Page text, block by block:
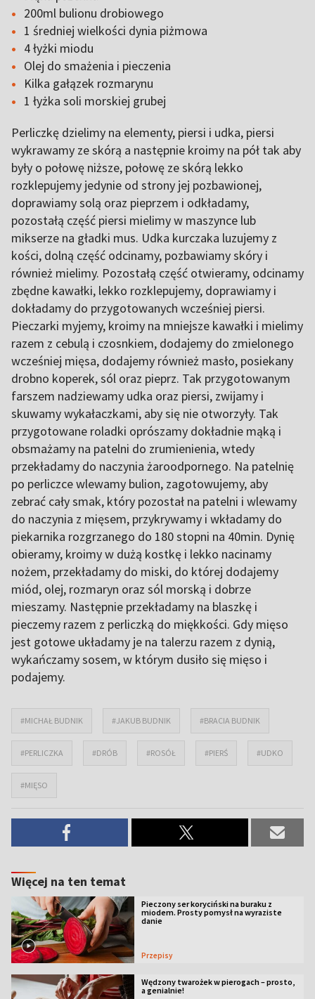
200ml bulionu drobiowego
1 średniej wielkości dynia piżmowa
4 łyżki miodu
Olej do smażenia i pieczenia
Kilka gałązek rozmarynu
1 łyżka soli morskiej grubej
Perliczkę dzielimy na elementy, piersi i udka, piersi
wykrawamy ze skórą a następnie kroimy na pół tak aby
były o połowę niższe, połowę ze skórą lekko
rozklepujemy jedynie od strony jej pozbawionej,
doprawiamy solą oraz pieprzem i odkładamy,
pozostałą część piersi mielimy w maszynce lub
mikserze na gładki mus. Udka kurczaka luzujemy z
kości, dolną część odcinamy, pozbawiamy skóry i
również mielimy. Pozostałą część otwieramy, odcinamy
zbędne kawałki, lekko rozklepujemy, doprawiamy i
dokładamy do przygotowanych wcześniej piersi.
Pieczarki myjemy, kroimy na mniejsze kawałki i mielimy
razem z cebulą i czosnkiem, dodajemy do zmielonego
wcześniej mięsa, dodajemy również masło, posiekany
drobno koperek, sól oraz pieprz. Tak przygotowanym
farszem nadziewamy udka oraz piersi, zwijamy i
skuwamy wykałaczkami, aby się nie otworzyły. Tak
przygotowane roladki oprószamy dokładnie mąką i
obsmażamy na patelni do zrumienienia, wtedy
przekładamy do naczynia żaroodpornego. Na patelnię
po perliczce wlewamy bulion, zagotowujemy, aby
zebrać cały smak, który pozostał na patelni i wlewamy
do naczynia z mięsem, przykrywamy i wkładamy do
piekarnika rozgrzanego do 180 stopni na 40min. Dynię
obieramy, kroimy w dużą kostkę i lekko nacinamy
nożem, przekładamy do miski, do której dodajemy
miód, olej, rozmaryn oraz sól morską i dobrze
mieszamy. Następnie przekładamy na blaszkę i
pieczemy razem z perliczką do miękkości. Gdy mięso
jest gotowe układamy je na talerzu razem z dynią,
wykańczamy sosem, w którym dusiło się mięso i
podajemy.
#MICHAŁ BUDNIK #JAKUB BUDNIK #BRACIA BUDNIK
#PERLICZKA #DRÓB #ROSÓŁ #PIERŚ #UDKO
#MIĘSO
Więcej na ten temat
Pieczony ser koryciński na buraku z
miodem. Prosty pomysł na wyraziste
danie
Przepisy
Wędzony twarożek w pierogach – prosto,
a genialnie!